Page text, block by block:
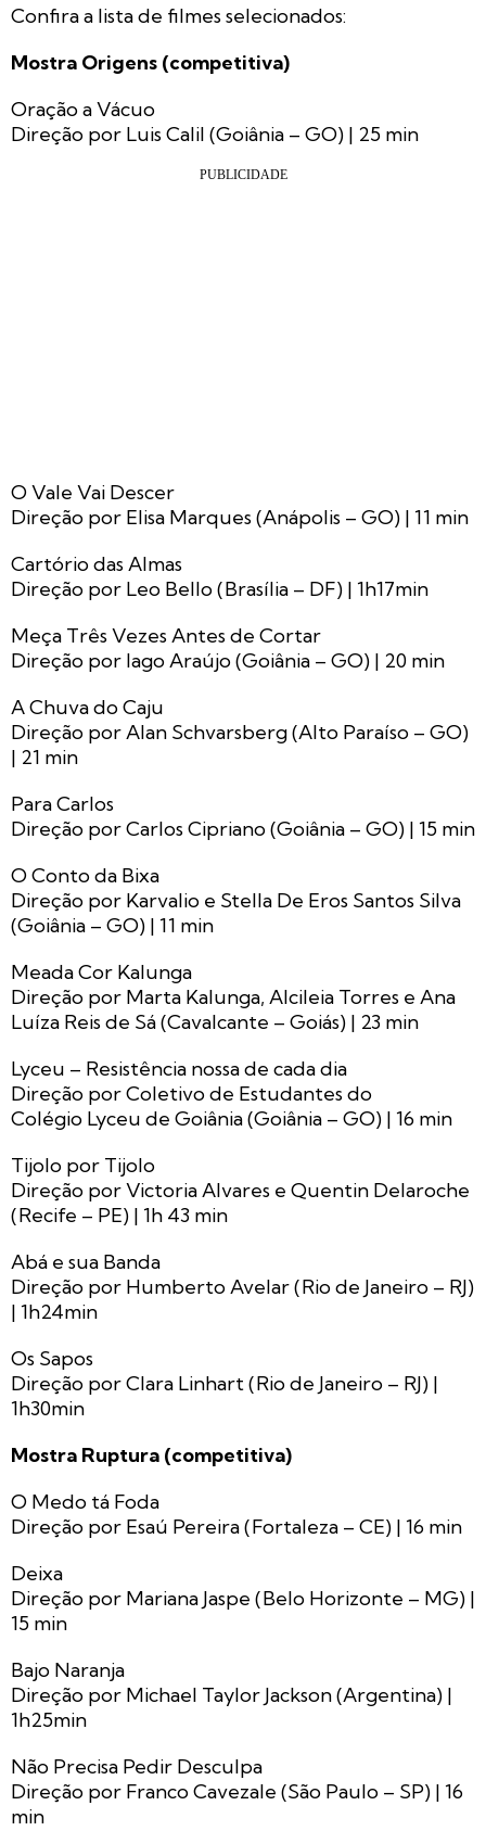
Confira a lista de filmes selecionados:
Mostra Origens (competitiva)
Oração a Vácuo
Direção por Luis Calil (Goiânia – GO) | 25 min
O Vale Vai Descer
Direção por Elisa Marques (Anápolis – GO) | 11 min
Cartório das Almas
Direção por Leo Bello (Brasília – DF) | 1h17min
Meça Três Vezes Antes de Cortar
Direção por lago Araújo (Goiânia – GO) | 20 min
A Chuva do Caju
Direção por Alan Schvarsberg (Alto Paraíso – GO)
| 21 min
Para Carlos
Direção por Carlos Cipriano (Goiânia – GO) | 15 min
O Conto da Bixa
Direção por Karvalio e Stella De Eros Santos Silva
(Goiânia – GO) | 11 min
Meada Cor Kalunga
Direção por Marta Kalunga, Alcileia Torres e Ana
Luíza Reis de Sá (Cavalcante – Goiás) | 23 min
Lyceu – Resistência nossa de cada dia
Direção por Coletivo de Estudantes do
Colégio Lyceu de Goiânia (Goiânia – GO) | 16 min
Tijolo por Tijolo
Direção por Victoria Alvares e Quentin Delaroche
(Recife – PE) | 1h 43 min
Abá e sua Banda
Direção por Humberto Avelar (Rio de Janeiro – RJ)
| 1h24min
Os Sapos
Direção por Clara Linhart (Rio de Janeiro – RJ) |
1h30min
Mostra Ruptura (competitiva)
O Medo tá Foda
Direção por Esaú Pereira (Fortaleza – CE) | 16 min
Deixa
Direção por Mariana Jaspe (Belo Horizonte – MG) |
15 min
Bajo Naranja
Direção por Michael Taylor Jackson (Argentina) |
1h25min
Não Precisa Pedir Desculpa
Direção por Franco Cavezale (São Paulo – SP) | 16
min